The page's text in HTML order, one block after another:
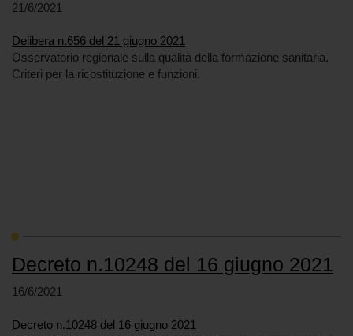
21/6/2021
Delibera n.656 del 21 giugno 2021
Osservatorio regionale sulla qualità della formazione sanitaria.
Criteri per la ricostituzione e funzioni.
Decreto n.10248 del 16 giugno 2021
16/6/2021
Decreto n.10248 del 16 giugno 2021